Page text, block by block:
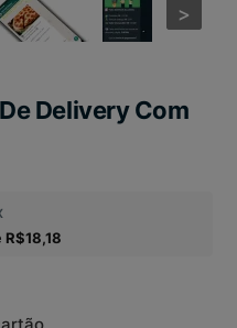
>
>
Delivery Com
R$18,18